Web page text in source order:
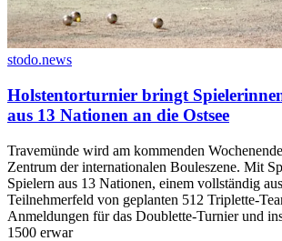
stodo.news
Holstentorturnier bringt
aus 13 Nationen an die Ostsee
Travemünde wird am kommenden
Zentrum der internationalen Bouleszene. Mit
Spielern aus 13 Nationen, einem vollständig
Teilnehmerfeld von geplanten 512 Triplette-
Anmeldungen für das Doublette-Turnier und
1500 erwar